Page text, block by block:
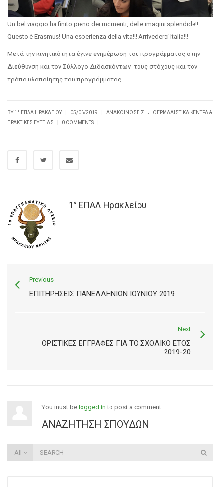
Un bel viaggio ha finito pieno dei momenti, delle imagini splendide!!
Questo è Erasmus! Una esperienza della vita!!! Arrivederci Italia!!!
Μετά την κινητικότητα έγινε ενημέρωση του προγράμματος στην
Διεύθυνση και τον Σύλλογο Διδασκόντων τους στόχους και τον
τρόπο υλοποίησης του προγράμματος.
BY1° ΕΠΑΛ ΗΡΑΚΛΕΊΟΥ 05/06/2019 ΑΝΑΚΟΙΝΏΣΕΙΣ .
ΘΕΡΜΑΛΙΣΤΙΚΆ ΚΈΝΤΡΑ &
ΠΡΑΚΤΙΚΈΣ ΕΥΕΞΊΑΣ
0 COMMENTS
1° ΕΠΑΛ Ηρακλείου
Previous
ΕΠΙΤΗΡΉΣΕΙΣ ΠΑΝΕΛΛΗΝΊΩΝ ΙΟΥΝΊΟΥ 2019
Next
ΟΡΙΣΤΙΚΈΣ ΕΓΓΡΑΦΈΣ ΓΙΑ ΤΟ ΣΧΟΛΙΚΌ ΈΤΟΣ
2019-20
You must be logged in to post a comment.
ΑΝΑΖΉΤΗΣΗ ΣΠΟΥΔΏΝ
All